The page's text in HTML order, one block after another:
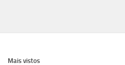
Mais vistos